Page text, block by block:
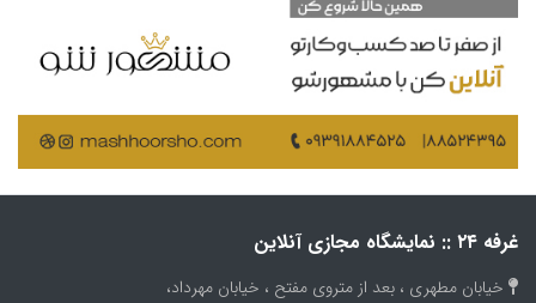
غرفه ۲۴ :: نمایشگاه مجازی آنلاین
خیابان مطهری ، بعد از متروی مفتح ، خیابان مهرداد،